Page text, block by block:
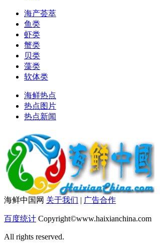
海产荟萃
鱼类
虾类
蟹类
贝类
藻类
软体类
海鲜热点
热点图片
热点新闻
海鲜中国网 关于我们 | 广告合作
百度统计 Copyright©www.haixianchina.com
All rights reserved.